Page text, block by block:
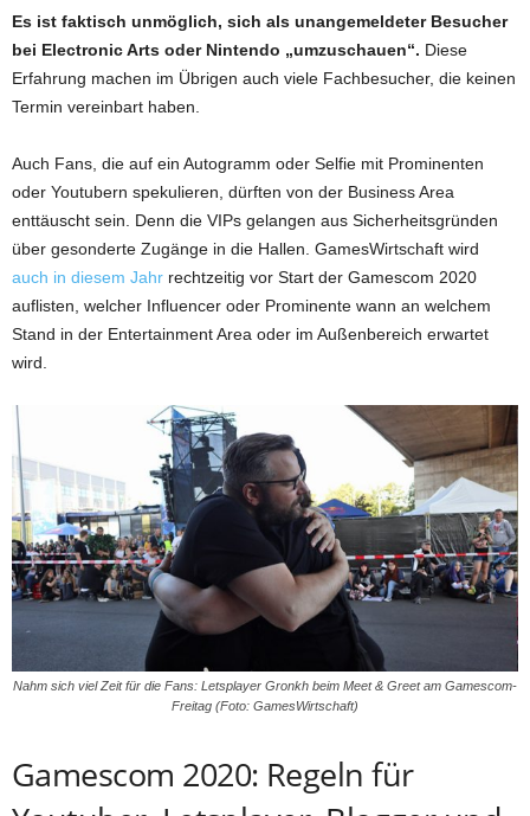
Es ist faktisch unmöglich, sich als unangemeldeter Besucher
bei Electronic Arts oder Nintendo „umzuschauen“. Diese
Erfahrung machen im Übrigen auch viele Fachbesucher, die keinen
Termin vereinbart haben.
Auch Fans, die auf ein Autogramm oder Selfie mit Prominenten
oder Youtubern spekulieren, dürften von der Business Area
enttäuscht sein. Denn die VIPs gelangen aus Sicherheitsgründen
über gesonderte Zugänge in die Hallen. GamesWirtschaft wird
auch in diesem Jahr rechtzeitig vor Start der Gamescom 2020
auflisten, welcher Influencer oder Prominente wann an welchem
Stand in der Entertainment Area oder im Außenbereich erwartet
wird.
Nahm sich viel Zeit für die Fans: Letsplayer Gronkh beim Meet & Greet am Gamescom-
Freitag (Foto: GamesWirtschaft)
Gamescom 2020: Regeln für